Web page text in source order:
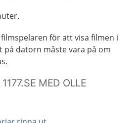
för att visa filmen i
datorn måste vara på om
MED OLLE